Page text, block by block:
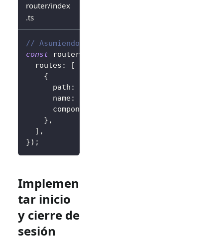
router/index
.ts
// Asumiendo vue-router
const router
  routes
:
[
{
      path
:
      name
:
      component
} ,
] ,
}) ;
Implemen
tar inicio
y cierre de
sesión